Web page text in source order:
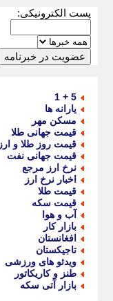
پست الکترونیکی:
5 + 1
یارانه ها
مسکن مهر
قیمت جهانی طلا
قیمت روز طلا و ارز
قیمت جهانی نفت
نرخ ارز مرجع
اخبار نرخ ارز
قیمت طلا
قیمت سکه
آب و هوا
بازار کار
افغانستان
تاجیکستان
ویدئو های ورزشی
طنز و کاریکاتور
بازار آتی سکه